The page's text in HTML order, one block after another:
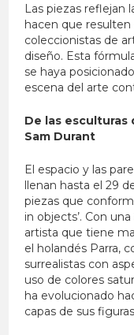
Las piezas reflejan
hacen que
coleccionistas de
diseño. Esta
se haya
escena del arte
De las esculturas
Sam Durant
El espacio y las
llenan hasta el 29
piezas que
in objects’. Con
artista que tiene
el holandés Parra,
surrealistas con
uso de colores
ha evolucionado
capas de sus